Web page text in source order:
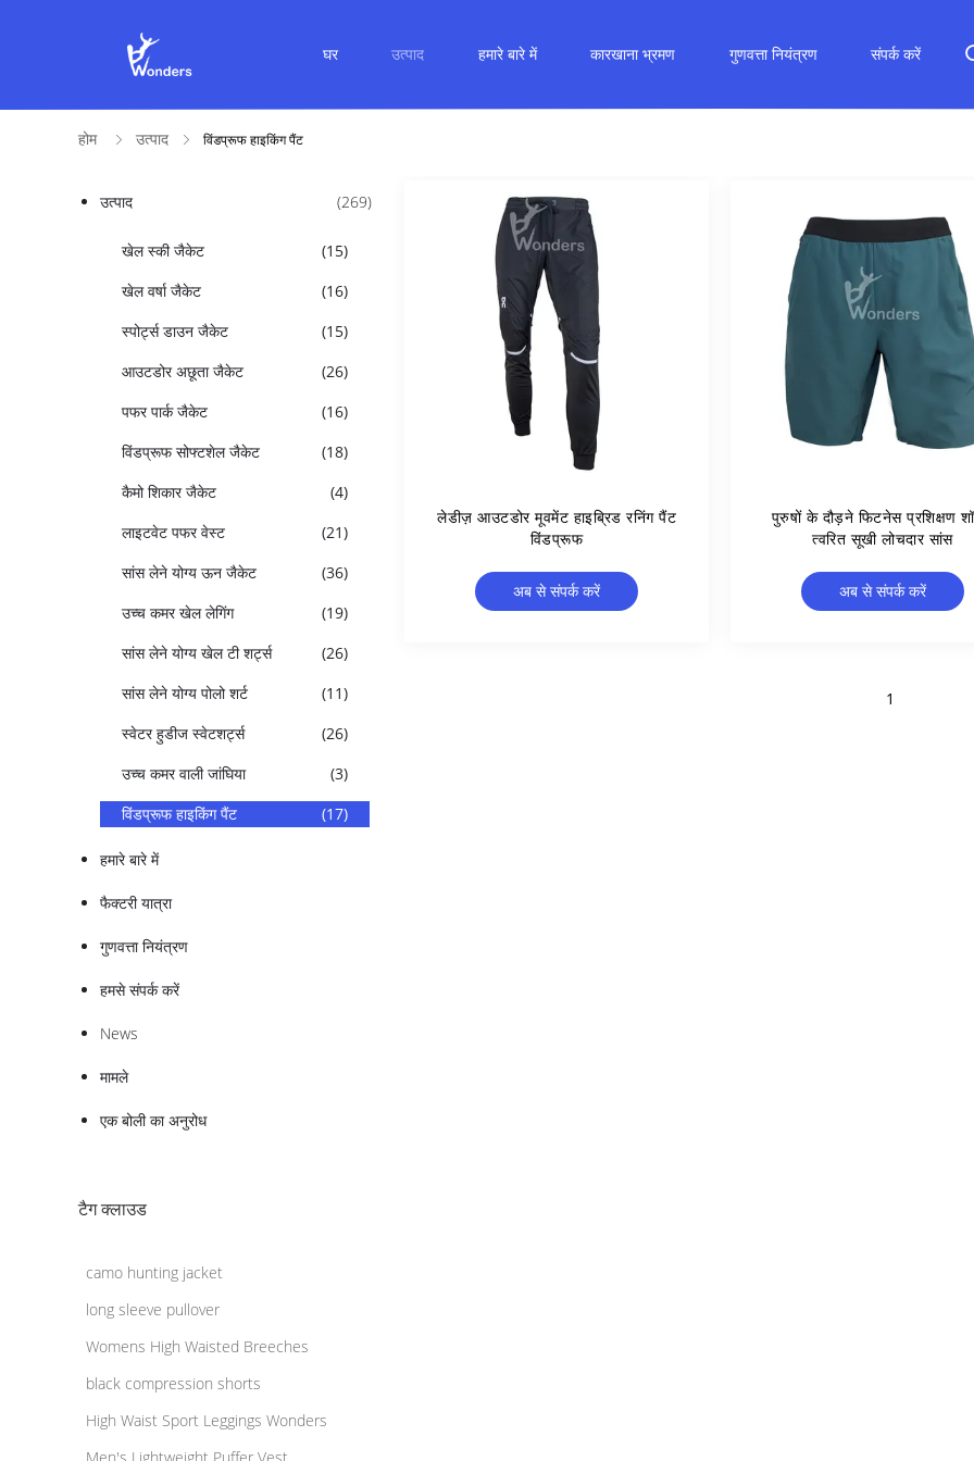
घर उत्पाद हमारे बारे में कारखाना भ्रमण गुणवत्ता नियंत्रण संपर्क करें
होम उत्पाद विंडप्रूफ हाइकिंग पैंट
उत्पाद (269)
खेल स्की जैकेट
(15)
खेल वर्षा जैकेट
(16)
स्पोर्ट्स डाउन जैकेट
(15)
आउटडोर अछूता जैकेट
(26)
पफर पार्क जैकेट
(16)
विंडप्रूफ सोफ्टशेल जैकेट
(18)
कैमो शिकार जैकेट
(4)
लाइटवेट पफर वेस्ट
(21)
सांस लेने योग्य ऊन जैकेट
(36)
उच्च कमर खेल लेगिंग
(19)
सांस लेने योग्य खेल टी शर्ट्स
(26)
सांस लेने योग्य पोलो शर्ट
(11)
स्वेटर हुडीज स्वेटशर्ट्स
(26)
उच्च कमर वाली जांघिया
(3)
विंडप्रूफ हाइकिंग पैंट
(17)
हमारे बारे में
फैक्टरी यात्रा
गुणवत्ता नियंत्रण
हमसे संपर्क करें
News
मामले
एक बोली का अनुरोध
टैग क्लाउड
camo hunting jacket
long sleeve pullover
Womens High Waisted Breeches
black compression shorts
High Waist Sport Leggings Wonders
लेडीज़ आउटडोर मूवमेंट हाइब्रिड रनिंग पैंट
विंडप्रूफ
अब से संपर्क करें
पुरुषों के दौड़ने फिटनेस प्रशिक्षण
त्वरित सूखी लोचदार सांस
अब से संपर्क करें
1